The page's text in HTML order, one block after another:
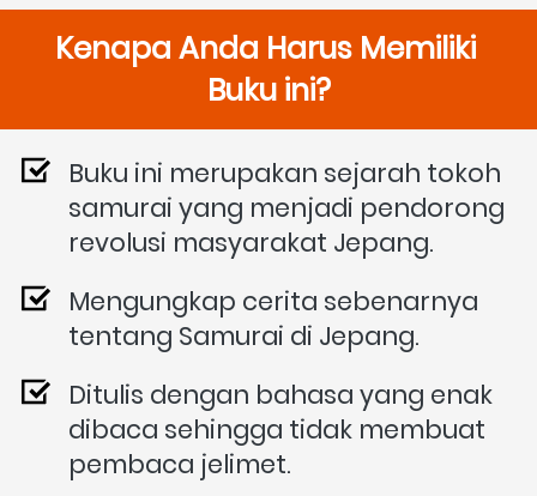
Kenapa Anda Harus Memiliki
Buku ini?
Buku ini merupakan sejarah tokoh
samurai yang menjadi pendorong
revolusi masyarakat Jepang.
Mengungkap cerita sebenarnya
tentang Samurai di Jepang.
Ditulis dengan bahasa yang enak
dibaca sehingga tidak membuat
pembaca jelimet.